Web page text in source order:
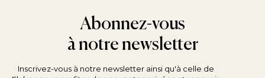
Abonnez-vous
à notre newsletter
Inscrivez-vous à notre newsletter ainsi qu'à celle de